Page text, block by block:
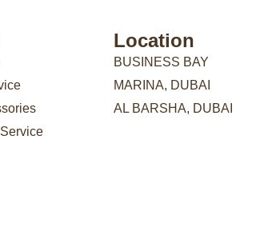
Location
BUSINESS BAY
MARINA, DUBAI
AL BARSHA, DUBAI